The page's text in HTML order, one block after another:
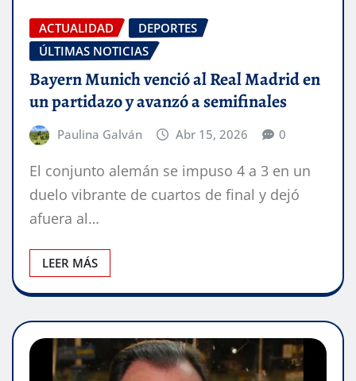
ACTUALIDAD
DEPORTES
ÚLTIMAS NOTICIAS
Bayern Munich venció al Real Madrid en
un partidazo y avanzó a semifinales
Paulina Galván Abr 15, 2026 0
El conjunto alemán se impuso 4 a 3 en un
duelo vibrante de cuartos de final y dejó
afuera al…
LEER MÁS